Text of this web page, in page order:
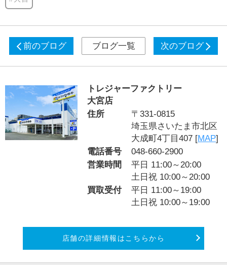
前のブログ ブログ一覧 次のブログ
トレジャーファクトリー
大宮店
住所
〒331-0815
埼玉県さいたま市北区
大成町4丁目407 [MAP]
電話番号
048-660-2900
営業時間
平日 11:00～20:00
土日祝 10:00～20:00
買取受付
平日 11:00～19:00
土日祝 10:00～19:00
店舗の詳細情報はこちらから